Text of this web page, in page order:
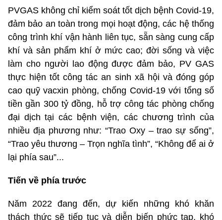
PVGAS không chỉ kiểm soát tốt dịch bệnh Covid-19,
đảm bảo an toàn trong mọi hoạt động, các hệ thống
công trình khí vận hành liên tục, sẵn sàng cung cấp
khí và sản phẩm khí ở mức cao; đời sống và việc
làm cho người lao động được đảm bảo, PV GAS
thực hiện tốt công tác an sinh xã hội và đóng góp
cao quỹ vacxin phòng, chống Covid-19 với tổng số
tiền gần 300 tỷ đồng, hỗ trợ công tác phòng chống
đại dịch tại các bệnh viện, các chương trình của
nhiều địa phương như: “Trao Oxy – trao sự sống”,
“Trao yêu thương – Trọn nghĩa tình”, “Không để ai ở
lại phía sau”...
Tiến về phía trước
Năm 2022 đang đến, dự kiến những khó khăn
thách thức sẽ tiếp tục và diễn biến phức tạp, khó